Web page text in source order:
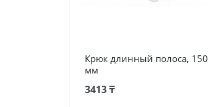
Крюк длинный полоса, 150
мм
3413 ₸